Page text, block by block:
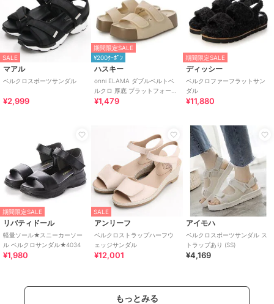
SALE
マアル
ベルクロスポーツサンダル
¥2,999
期間限定SALE
¥200ｸｰﾎﾟﾝ
ハスキー
onni ELAMA ダブルベルトベ
ルクロ 厚底 プラットフォーム
サンダル
¥1,479
期間限定SALE
ディッシー
ベルクロファーフラットサン
ダル
¥11,880
期間限定SALE
リバティドール
軽量ソール★スニーカーソー
ル ベルクロサンダル★4034
¥1,980
SALE
アンリーフ
ベルクロストラップハーフウ
ェッジサンダル
¥12,001
アイモハ
ベルクロスポーツサンダル ス
トラップあり (SS)
¥4,169
もっとみる